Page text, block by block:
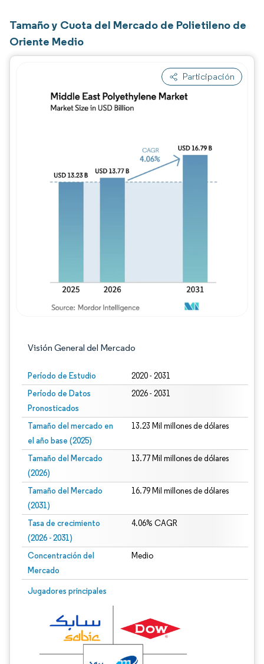
Tamaño y Cuota del Mercado de Polietileno de
Oriente Medio
Participación
Visión General del Mercado
Período de Estudio 2020 - 2031
Período de Datos
Pronosticados
2026 - 2031
Tamaño del mercado en
el año base (2025)
13.23 Mil millones de dólares
Tamaño del Mercado
(2026)
13.77 Mil millones de dólares
Tamaño del Mercado
(2031)
16.79 Mil millones de dólares
Tasa de crecimiento
(2026 - 2031)
4.06% CAGR
Concentración del
Mercado
Medio
Jugadores principales
Imagen © Mordor Intelligence. El uso requiere atribución según CC BY 4.0.